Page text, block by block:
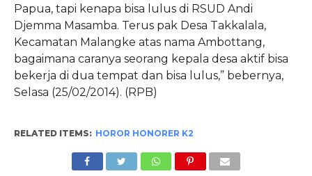
Papua, tapi kenapa bisa lulus di RSUD Andi
Djemma Masamba. Terus pak Desa Takkalala,
Kecamatan Malangke atas nama Ambottang,
bagaimana caranya seorang kepala desa aktif bisa
bekerja di dua tempat dan bisa lulus,” bebernya,
Selasa (25/02/2014). (RPB)
RELATED ITEMS: HOROR HONORER K2